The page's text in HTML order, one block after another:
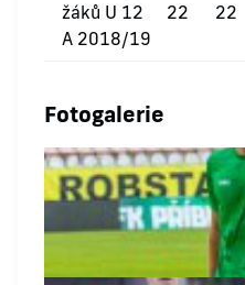
žáků U 12
A 2018/19
22 22
Fotogalerie